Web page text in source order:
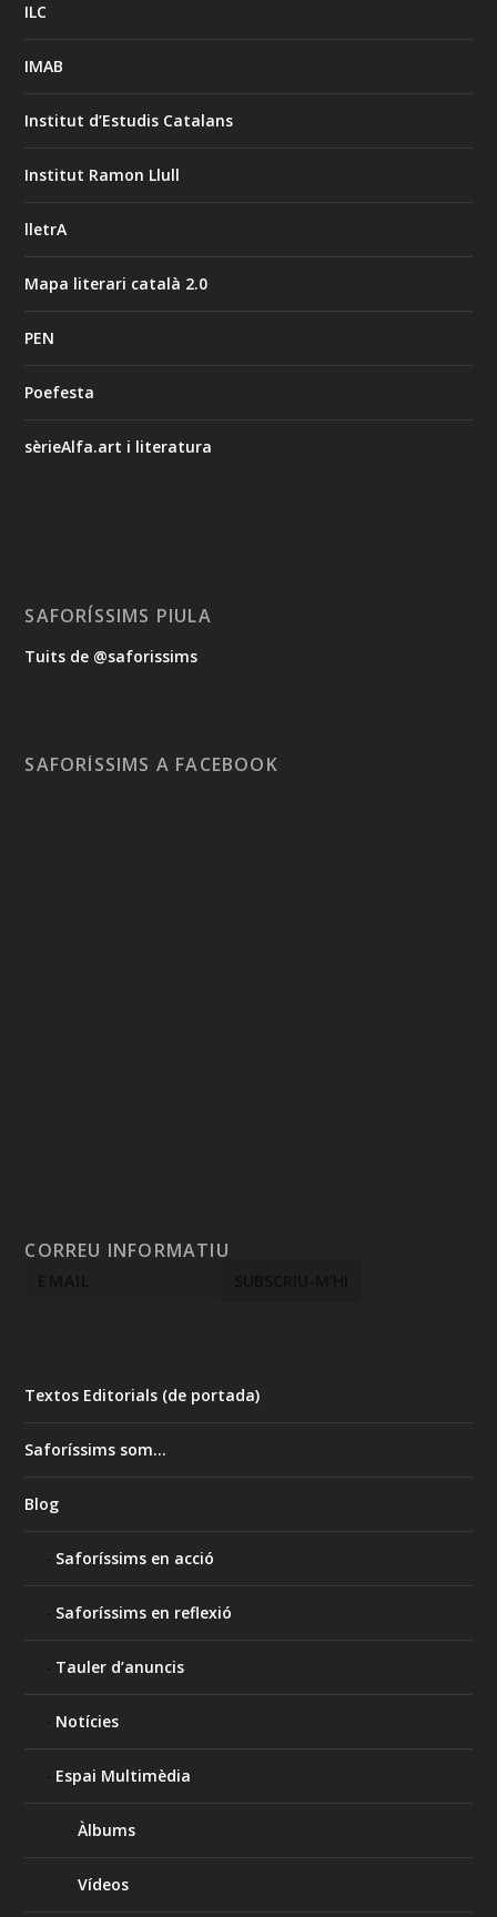
ILC
IMAB
Institut d’Estudis Catalans
Institut Ramon Llull
lletrA
Mapa literari català 2.0
PEN
Poefesta
sèrieAlfa.art i literatura
SAFORÍSSIMS PIULA
Tuits de @saforissims
SAFORÍSSIMS A FACEBOOK
CORREU INFORMATIU
Textos Editorials (de portada)
Saforíssims som…
Blog
Saforíssims en acció
Saforíssims en reflexió
Tauler d’anuncis
Notícies
Espai Multimèdia
Àlbums
Vídeos